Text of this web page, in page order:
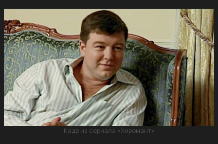
Кадр из сериала «Хиромант»